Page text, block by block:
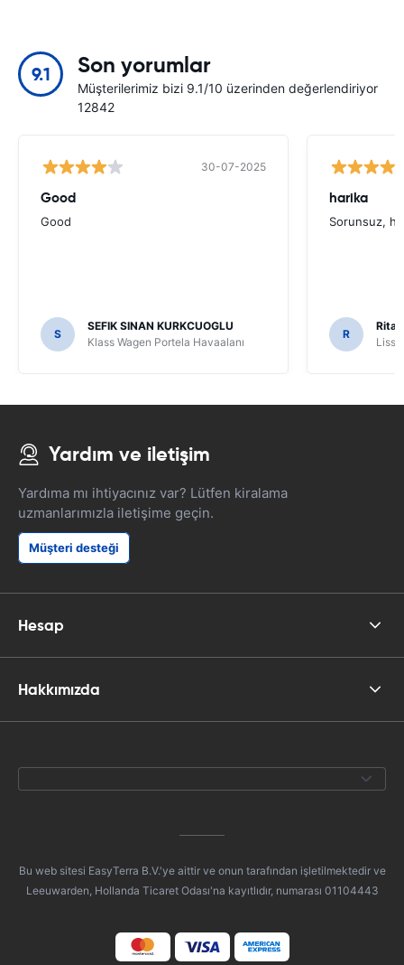
9.1 Son yorumlar
Müşterilerimiz bizi 9.1/10 üzerinden değerlendiriyor
12842
30-07-2025
Good
Good
S
SEFIK SINAN KURKCUOGLU
Klass Wagen Portela Havaalanı
harika
Sorunsuz,
R
Rita
Yardım ve iletişim
Yardıma mı ihtiyacınız var? Lütfen kiralama
uzmanlarımızla iletişime geçin.
Müşteri desteği
Hesap
Hakkımızda
Bu web sitesi EasyTerra B.V.'ye aittir ve onun tarafından işletilmektedir ve
Leeuwarden, Hollanda Ticaret Odası'na kayıtlıdır, numarası 01104443